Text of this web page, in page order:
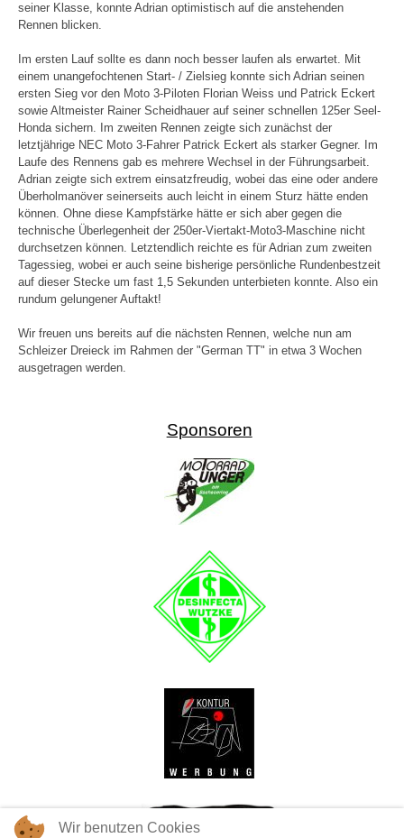
seiner Klasse, konnte Adrian optimistisch auf die anstehenden
Rennen blicken.
Im ersten Lauf sollte es dann noch besser laufen als erwartet. Mit
einem unangefochtenen Start- / Zielsieg konnte sich Adrian seinen
ersten Sieg vor den Moto 3-Piloten Florian Weiss und Patrick Eckert
sowie Altmeister Rainer Scheidhauer auf seiner schnellen 125er Seel-
Honda sichern. Im zweiten Rennen zeigte sich zunächst der
letztjährige NEC Moto 3-Fahrer Patrick Eckert als starker Gegner. Im
Laufe des Rennens gab es mehrere Wechsel in der Führungsarbeit.
Adrian zeigte sich extrem einsatzfreudig, wobei das eine oder andere
Überholmanöver seinerseits auch leicht in einem Sturz hätte enden
können. Ohne diese Kampfstärke hätte er sich aber gegen die
technische Überlegenheit der 250er-Viertakt-Moto3-Maschine nicht
durchsetzen können. Letztendlich reichte es für Adrian zum zweiten
Tagessieg, wobei er auch seine bisherige persönliche Rundenbestzeit
auf dieser Stecke um fast 1,5 Sekunden unterbieten konnte. Also ein
rundum gelungener Auftakt!
Wir freuen uns bereits auf die nächsten Rennen, welche nun am
Schleizer Dreieck im Rahmen der "German TT" in etwa 3 Wochen
ausgetragen werden.
Sponsoren
Wir benutzen Cookies